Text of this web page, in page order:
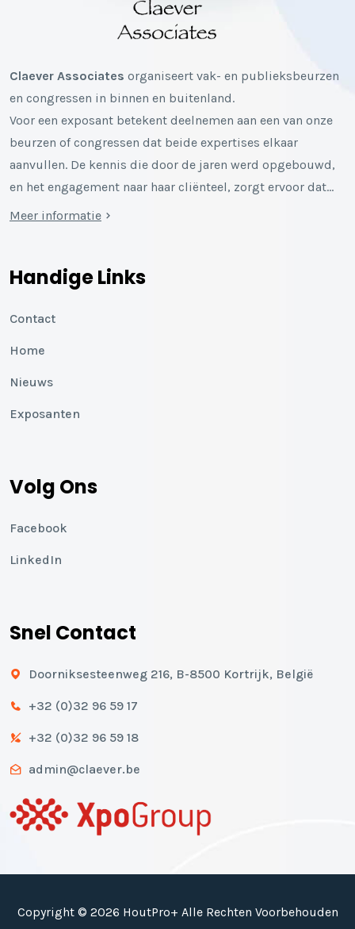
Claever Associates organiseert vak- en publieksbeurzen
en congressen in binnen en buitenland.
Voor een exposant betekent deelnemen aan een van onze
beurzen of congressen dat beide expertises elkaar
aanvullen. De kennis die door de jaren werd opgebouwd,
en het engagement naar haar cliënteel, zorgt ervoor dat…
Meer informatie
Handige Links
Contact
Home
Nieuws
Exposanten
Volg Ons
Facebook
LinkedIn
Snel Contact
Doorniksesteenweg 216, B-8500 Kortrijk, België
+32 (0)32 96 59 17
+32 (0)32 96 59 18
admin@claever.be
Copyright © 2026 HoutPro+ Alle Rechten Voorbehouden